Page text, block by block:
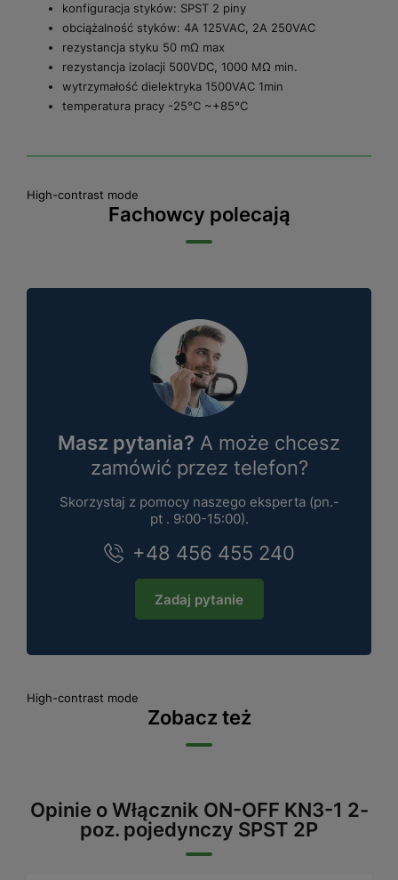
konfiguracja styków: SPST 2 piny
obciążalność styków: 4A 125VAC, 2A 250VAC
rezystancja styku 50 mΩ max
rezystancja izolacji 500VDC, 1000 MΩ min.
wytrzymałość dielektryka 1500VAC 1min
temperatura pracy -25°C ~+85°C
High-contrast mode
Fachowcy polecają
Masz pytania? A może chcesz
zamówić przez telefon?
Skorzystaj z pomocy naszego eksperta (pn.-
pt . 9:00-15:00).
+48 456 455 240
Zadaj pytanie
High-contrast mode
Zobacz też
Opinie o Włącznik ON-OFF KN3-1 2-
poz. pojedynczy SPST 2P